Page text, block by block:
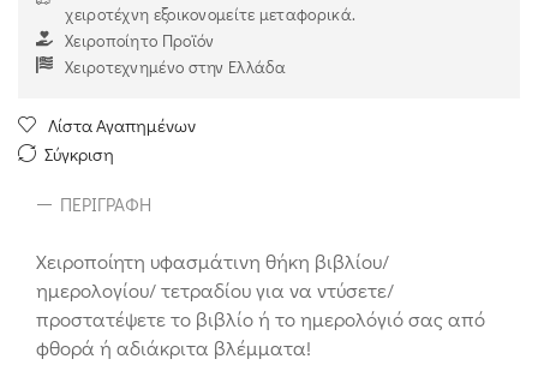
χειροτέχνη εξοικονομείτε μεταφορικά.
Χειροποίητο Προϊόν
Χειροτεχνημένο στην Ελλάδα
Λίστα Αγαπημένων
Σύγκριση
ΠΕΡΙΓΡΑΦΉ
Χειροποίητη υφασμάτινη θήκη βιβλίου/
ημερολογίου/ τετραδίου για να ντύσετε/
προστατέψετε το βιβλίο ή το ημερολόγιό σας από
φθορά ή αδιάκριτα βλέμματα!